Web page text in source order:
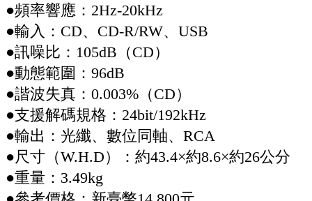
●頻率響應：2Hz-20kHz
●輸入：CD、CD-R/RW、USB
●訊噪比：105dB（CD）
●動態範圍：96dB
●諧波失真：0.003%（CD）
●支援解碼規格：24bit/192kHz
●輸出：光纖、數位同軸、RCA
●尺寸（W.H.D）：約43.4×約8.6×約26公分
●重量：3.49kg